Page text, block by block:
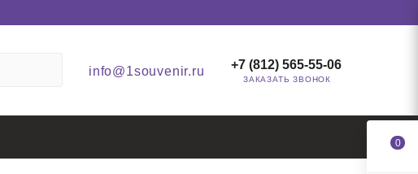
info@1souvenir.ru +7 (812) 565-55-06
ЗАКАЗАТЬ ЗВОНОК
0